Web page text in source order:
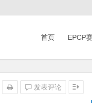
首页 EPCP
发表评论